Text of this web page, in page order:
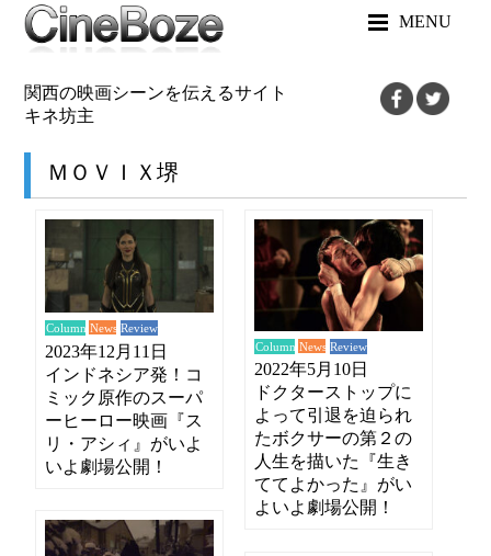
MENU
関西の映画シーンを伝えるサイト
キネ坊主
ＭＯＶＩＸ堺
Column News Review
2023年12月11日
インドネシア発！コ
ミック原作のスーパ
ーヒーロー映画『ス
リ・アシィ』がいよ
いよ劇場公開！
Column News Review
2022年5月10日
ドクターストップに
よって引退を迫られ
たボクサーの第２の
人生を描いた『生き
ててよかった』がい
よいよ劇場公開！